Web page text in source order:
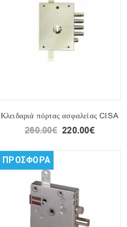
Κλειδαριά πόρτας ασφαλείας CISA
260.00€ 220.00€
ΠΡΟΣΦΟΡΑ